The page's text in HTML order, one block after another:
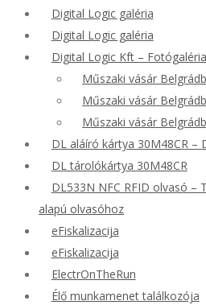
Digital Logic galéria
Digital Logic galéria
Digital Logic Kft – Fotógaléria
Műszaki vásár
Műszaki vásár
Műszaki vásár
DL aláíró kártya 30M48CR –
DL tárolókártya 30M48CR
DL533N NFC RFID olvasó –
alapú olvasóhoz
eFiskalizacija
eFiskalizacija
ElectrOnTheRun
Élő munkamenet találkozója